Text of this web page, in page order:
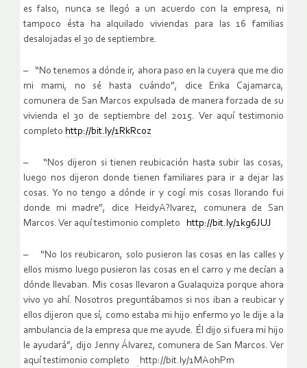
es falso, nunca se llegó a un acuerdo con la empresa, ni
tampoco ésta ha alquilado viviendas para las 16 familias
desalojadas el 30 de septiembre.
– “No tenemos a dónde ir, ahora paso en la cuyera que me dio
mi mami, no sé hasta cuándo”, dice Erika Cajamarca,
comunera de San Marcos expulsada de manera forzada de su
vivienda el 30 de septiembre del 2015. Ver aquí testimonio
completo http://bit.ly/1RkRc0z
– “Nos dijeron si tienen reubicación hasta subir las cosas,
luego nos dijeron donde tienen familiares para ir a dejar las
cosas. Yo no tengo a dónde ir y cogí mis cosas llorando fui
donde mi madre”, dice HeidyA?lvarez, comunera de San
Marcos. Ver aquí testimonio completo
http://bit.ly/1kg6JUJ
– “No los reubicaron, solo pusieron las cosas en las calles y
ellos mismo luego pusieron las cosas en el carro y me decían a
dónde llevaban. Mis cosas llevaron a Gualaquiza porque ahora
vivo yo ahí. Nosotros preguntábamos si nos iban a reubicar y
ellos dijeron que sí, como estaba mi hijo enfermo yo le dije a la
ambulancia de la empresa que me ayude. Él dijo si fuera mi hijo
le ayudará”, dijo Jenny Álvarez, comunera de San Marcos. Ver
aquí testimonio completo
http://bit.ly/1MA0hPm